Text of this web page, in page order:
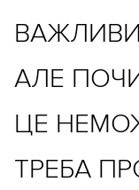
АЛЕ
ЦЕ
ТРЕБА